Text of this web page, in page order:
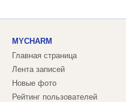
MYCHARM
Главная страница
Лента записей
Новые фото
Рейтинг пользователей